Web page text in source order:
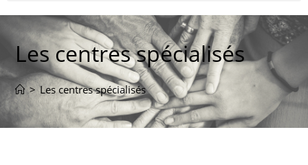
Les centres spécialisés
> Les centres spécialisés